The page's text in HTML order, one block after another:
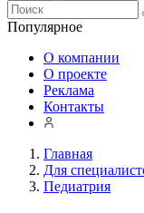
Популярное
О компании
О проекте
Реклама
Контакты
Главная
Для
Педиатрия